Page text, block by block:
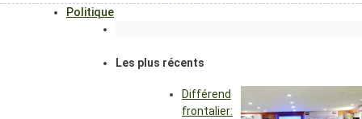
Politique
Les plus récents
Différend
frontalier: